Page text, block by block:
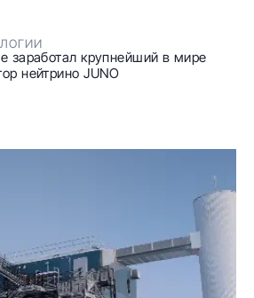
заработал крупнейший в мире
нейтрино JUNO